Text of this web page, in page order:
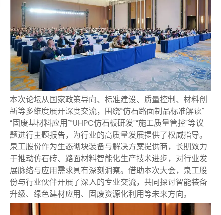
本次论坛从国家政策导向、标准建设、质量控制、材料创
新等多维度展开深度交流，围绕“仿石路面制品标准解读”
“固废基材料应用”“UHPC仿石板研发”“施工质量管控”等议
题进行主题报告，为行业的高质量发展提供了权威指导。
泉工股份作为生态砌块装备与解决方案提供商，长期致力
于推动仿石砖、路面材料智能化生产技术进步，对行业发
展脉络与应用需求具有深刻洞察。借助本次大会，泉工股
份与行业伙伴开展了深入的专业交流，共同探讨智能装备
升级、绿色建材应用、固废资源化利用等未来方向。